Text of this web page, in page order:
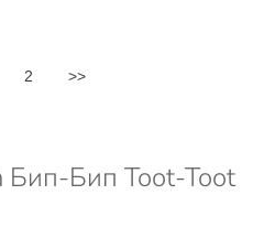
2 >>
Бип-Бип Toot-Toot